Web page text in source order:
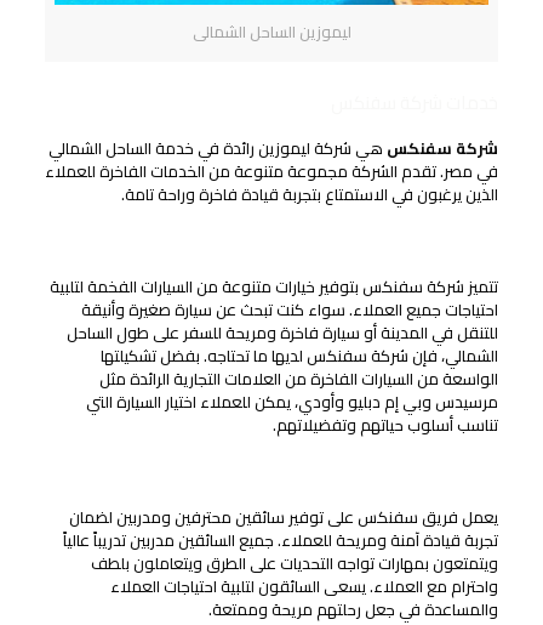
ليموزين الساحل الشمالى
شركة سفنكس هي شركة ليموزين رائدة في خدمة الساحل الشمالي
في مصر. تقدم الشركة مجموعة متنوعة من الخدمات الفاخرة للعملاء
الذين يرغبون في الاستمتاع بتجربة قيادة فاخرة وراحة تامة.
تتميز شركة سفنكس بتوفير خيارات متنوعة من السيارات الفخمة لتلبية
احتياجات جميع العملاء. سواء كنت تبحث عن سيارة صغيرة وأنيقة
للتنقل في المدينة أو سيارة فاخرة ومريحة للسفر على طول الساحل
الشمالي، فإن شركة سفنكس لديها ما تحتاجه. بفضل تشكيلتها
الواسعة من السيارات الفاخرة من العلامات التجارية الرائدة مثل
مرسيدس وبي إم دبليو وأودي، يمكن للعملاء اختيار السيارة التي
تناسب أسلوب حياتهم وتفضيلاتهم.
يعمل فريق سفنكس على توفير سائقين محترفين ومدربين لضمان
تجربة قيادة آمنة ومريحة للعملاء. جميع السائقين مدربين تدريباً عالياً
ويتمتعون بمهارات تواجه التحديات على الطرق ويتعاملون بلطف
واحترام مع العملاء. يسعى السائقون لتلبية احتياجات العملاء
والمساعدة في جعل رحلتهم مريحة وممتعة.